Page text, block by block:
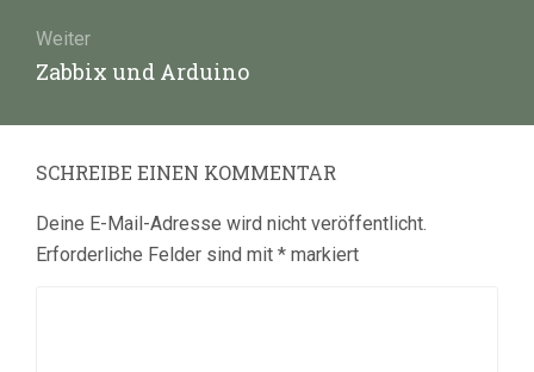
Weiter
Nächster
Zabbix und Arduino
SCHREIBE EINEN KOMMENTAR
Deine E-Mail-Adresse wird nicht veröffentlicht.
Erforderliche Felder sind mit * markiert